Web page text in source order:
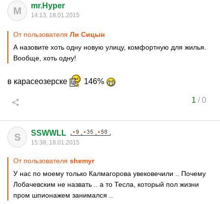
M mr.Hyper
14:13, 18.01.2015
От пользователя Ли Сицын
А назовите хоть одну новую улицу, комфортную для жилья.
Вообще, хоть одну!
в карасеозерске 146%
1 /0
S SSWWLL
15:38, 18.01.2015
От пользователя shemyr
У нас по моему только Калмагорова увековечили .. Почему
Лобачевским не назвать .. а то Тесла, который пол жизни
пром шпионажем занимался ..